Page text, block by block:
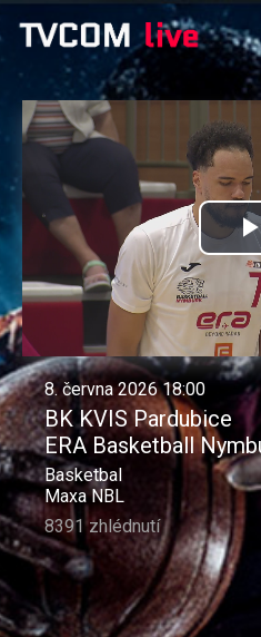
8. června 2026 18:00
BK KVIS Pardubice
ERA Basketball
Basketbal
Maxa NBL
8391 zhlédnutí